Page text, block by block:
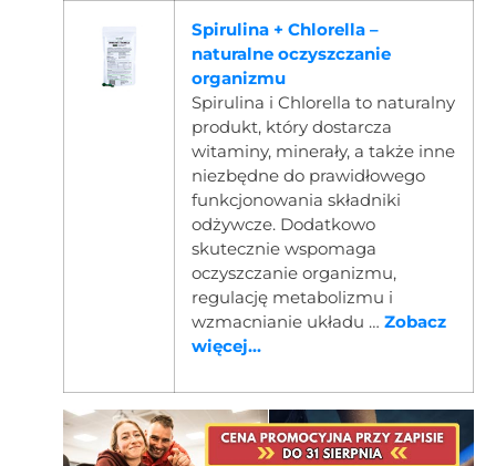
Spirulina + Chlorella –
naturalne oczyszczanie
organizmu
Spirulina i Chlorella to naturalny
produkt, który dostarcza
witaminy, minerały, a także inne
niezbędne do prawidłowego
funkcjonowania składniki
odżywcze. Dodatkowo
skutecznie wspomaga
oczyszczanie organizmu,
regulację metabolizmu i
wzmacnianie układu … Zobacz
więcej...